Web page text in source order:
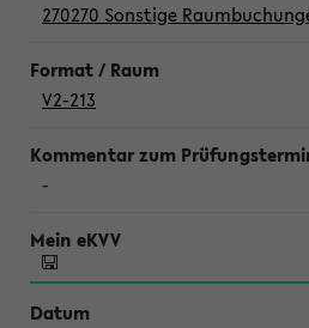
270270 Sonstige
V2-213
-